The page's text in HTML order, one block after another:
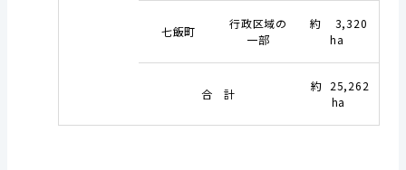
七飯町
行政区域の
一部
約 3,320
ha
合 計
約 25,262
ha